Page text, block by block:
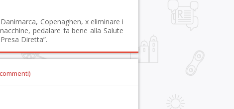
Copenaghen, x eliminare i
pedalare fa bene alla Salute
Diretta”.